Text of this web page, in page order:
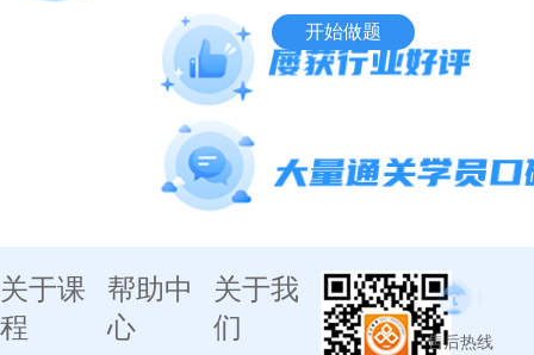
开始做题
关于课
程
帮助中
心
关于我
们
售后热线